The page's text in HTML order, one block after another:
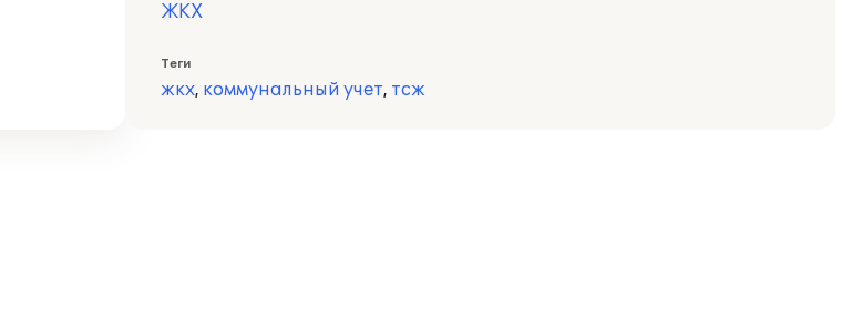
ЖКХ
Теги
жкх, коммунальный учет, тсж